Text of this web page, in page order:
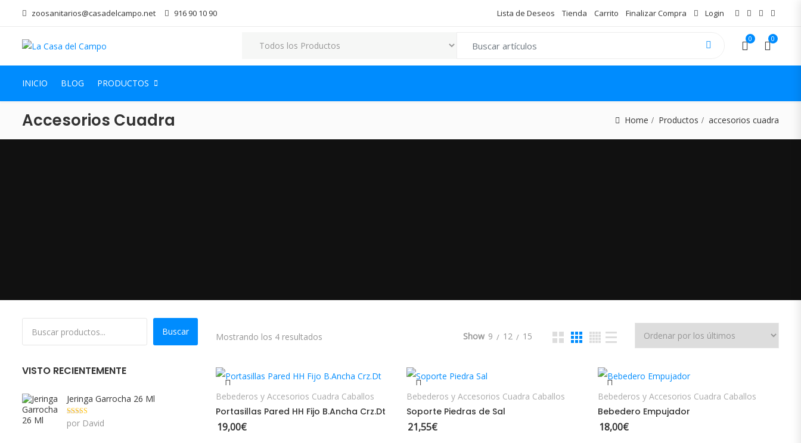
zoosanitarios@casadelcampo.net 916 90 10 90 Lista de Deseos Tienda Carrito Finalizar Compra Login
0 0
INICIO BLOG PRODUCTOS
Accesorios Cuadra Home Productos accesorios cuadra
Mostrando los 4 resultados Show 9 12 15
Bebederos y Accesorios Cuadra Caballos
Portasillas Pared HH Fijo B.Ancha Crz.Dt
19,00€
Bebederos y Accesorios Cuadra Caballos
Soporte Piedras de Sal
21,55€
Bebederos y Accesorios Cuadra Caballos
Bebedero Empujador
18,00€
Buscar
VISTO RECIENTEMENTE
Jeringa Garrocha 26 Ml
Valorado con
5 de 5
por David